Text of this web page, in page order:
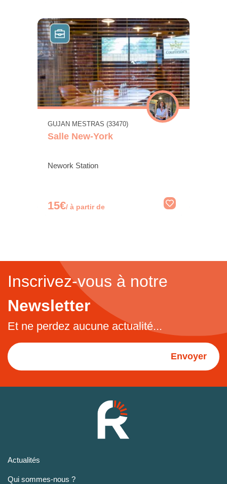
GUJAN MESTRAS (33470)
Salle New-York
Nework Station
15€/ à partir de
Inscrivez-vous à notre
Newsletter
Et ne perdez aucune actualité...
Envoyer
Actualités
Qui sommes-nous ?